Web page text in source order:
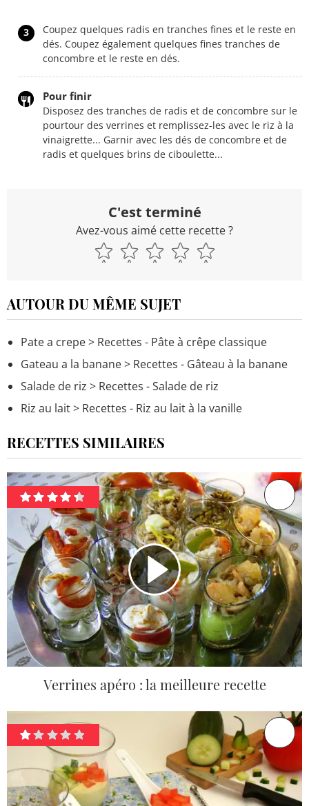
3
Coupez quelques radis en tranches fines et le reste en
dés. Coupez également quelques fines tranches de
concombre et le reste en dés.
Pour finir
Disposez des tranches de radis et de concombre sur le
pourtour des verrines et remplissez-les avec le riz à la
vinaigrette... Garnir avec les dés de concombre et de
radis et quelques brins de ciboulette...
C'est terminé
Avez-vous aimé cette recette ?
AUTOUR DU MÊME SUJET
Pate a crepe> Recettes - Pâte à crêpe classique
Gateau a la banane> Recettes - Gâteau à la banane
Salade de riz > Recettes - Salade de riz
Riz au lait> Recettes - Riz au lait à la vanille
RECETTES SIMILAIRES
Verrines apéro : la meilleure recette